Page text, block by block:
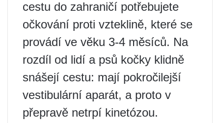
cestu do zahraničí potřebujete
očkování proti vzteklině, které se
provádí ve věku 3-4 měsíců. Na
rozdíl od lidí a psů kočky klidně
snášejí cestu: mají pokročilejší
vestibulární aparát, a proto v
přepravě netrpí kinetózou.